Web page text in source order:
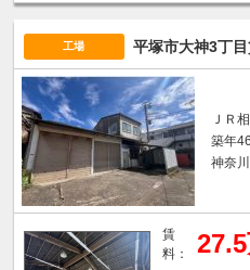
工場 平塚市大神3丁
ＪＲ
築年
神奈
賃
料：